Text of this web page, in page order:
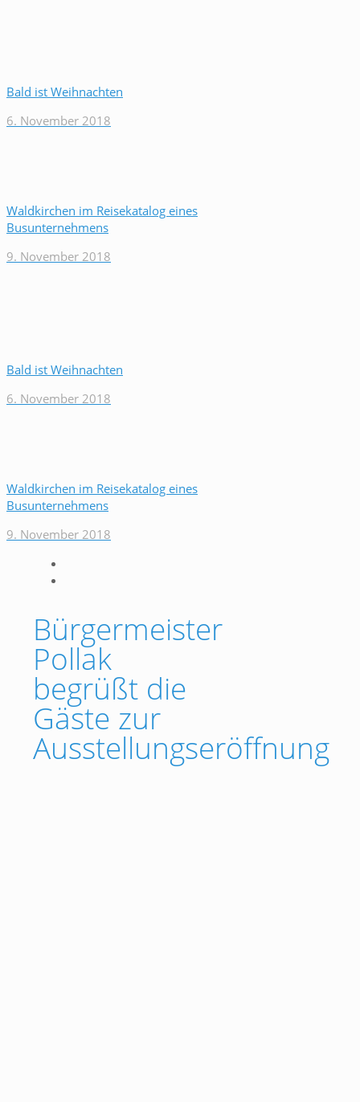
Bald ist Weihnachten
6. November 2018
Waldkirchen im Reisekatalog eines
Busunternehmens
9. November 2018
Bald ist Weihnachten
6. November 2018
Waldkirchen im Reisekatalog eines
Busunternehmens
9. November 2018
Bürgermeister
Pollak
begrüßt die
Gäste zur
Ausstellungseröffnung